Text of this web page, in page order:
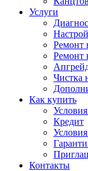
Услуги
Ремонт
Ремонт
Чистка
Как купить
Кредит
Контакты